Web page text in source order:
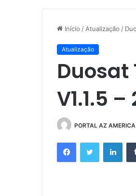
Início / Atualização /
Atualização
Duosat
V1.1.5
PORTAL AZ AMERICA